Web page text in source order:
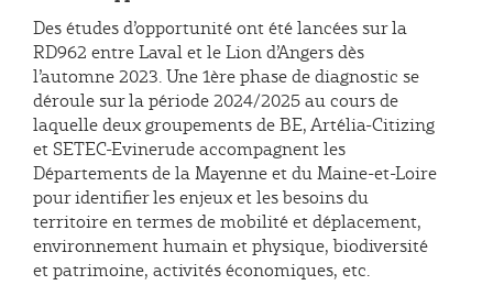
Des études d’opportunité ont été lancées sur la
RD962 entre Laval et le Lion d’Angers dès
l’automne 2023. Une 1ère phase de diagnostic se
déroule sur la période 2024/2025 au cours de
laquelle deux groupements de BE, Artélia-Citizing
et SETEC-Evinerude accompagnent les
Départements de la Mayenne et du Maine-et-Loire
pour identifier les enjeux et les besoins du
territoire en termes de mobilité et déplacement,
environnement humain et physique, biodiversité
et patrimoine, activités économiques, etc.